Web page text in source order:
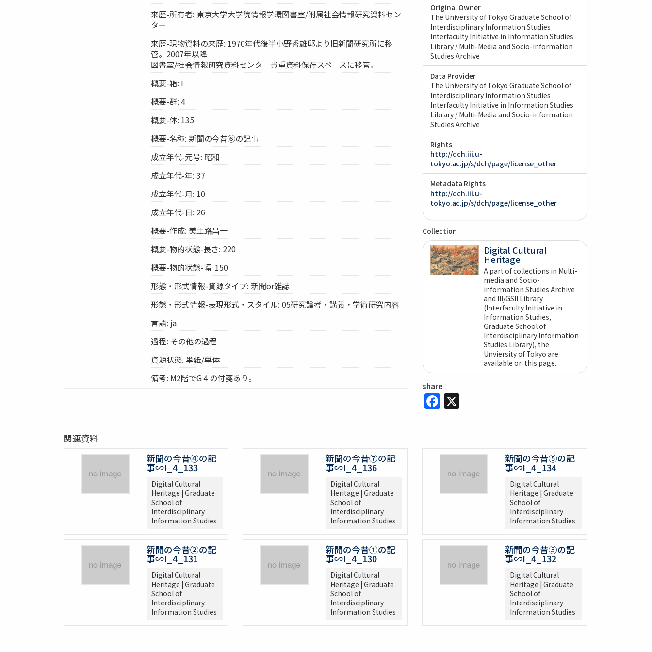
来歴-所有者: 東京大学大学院情報学環図書室/附属社会情報研究資料セン
ター
来歴-現物資料の来歴: 1970年代後半小野秀雄邸より旧新聞研究所に移
管。2007年以降
図書室/社会情報研究資料センター貴重資料保存スペースに移管。
概要-箱: I
概要-群: 4
概要-体: 135
概要-名称: 新聞の今昔⑥の記事
成立年代-元号: 昭和
成立年代-年: 37
成立年代-月: 10
成立年代-日: 26
概要-作成: 美土路昌一
概要-物的状態-長さ: 220
概要-物的状態-幅: 150
形態・形式情報-資源タイプ: 新聞or雑誌
形態・形式情報-表現形式・スタイル: 05研究論考・講義・学術研究内容
言語: ja
過程: その他の過程
資源状態: 単紙/単体
備考: M2階でG４の付箋あり。
Original Owner
The University of Tokyo Graduate School of
Interdisciplinary Information Studies
Interfaculty Initiative in Information Studies
Library / Multi-Media and Socio-information
Studies Archive
Data Provider
The University of Tokyo Graduate School of
Interdisciplinary Information Studies
Interfaculty Initiative in Information Studies
Library / Multi-Media and Socio-information
Studies Archive
Rights
http://dch.iii.u-
tokyo.ac.jp/s/dch/page/license_other
Metadata Rights
http://dch.iii.u-
tokyo.ac.jp/s/dch/page/license_other
Collection
Digital Cultural
Heritage
A part of collections in Multi-
media and Socio-
information Studies Archive
and III/GSII Library
(Interfaculty Initiative in
Information Studies,
Graduate School of
Interdisciplinary Information
Studies Library), the
Unviersity of Tokyo are
available on this page.
share
Facebook
X
関連資料
新聞の今昔④の記
事∽I_4_133
Digital Cultural
Heritage | Graduate
School of
Interdisciplinary
Information Studies
新聞の今昔⑦の記
事∽I_4_136
Digital Cultural
Heritage | Graduate
School of
Interdisciplinary
Information Studies
新聞の今昔⑤の記
事∽I_4_134
Digital Cultural
Heritage | Graduate
School of
Interdisciplinary
Information Studies
新聞の今昔②の記
事∽I_4_131
Digital Cultural
Heritage | Graduate
School of
Interdisciplinary
Information Studies
新聞の今昔①の記
事∽I_4_130
Digital Cultural
Heritage | Graduate
School of
Interdisciplinary
Information Studies
新聞の今昔③の記
事∽I_4_132
Digital Cultural
Heritage | Graduate
School of
Interdisciplinary
Information Studies